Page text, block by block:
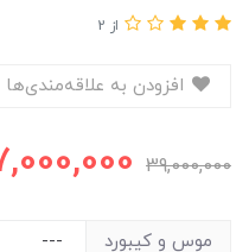
از 2
39,000,000
موس و کیبورد